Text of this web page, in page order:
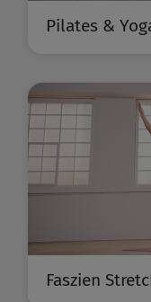
Pilates &
Faszien